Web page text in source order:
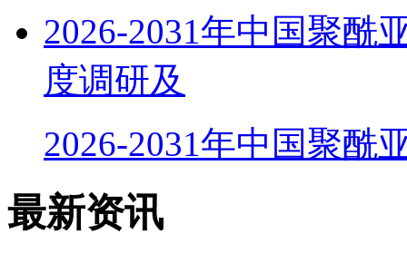
2026-2031年中国聚酰
度调研及
2026-2031年中国聚酰
最新资讯